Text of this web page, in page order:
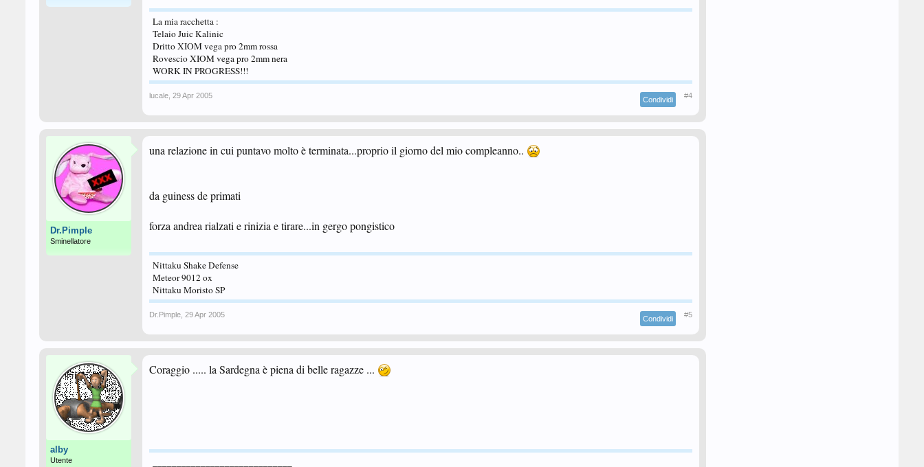
La mia racchetta :
Telaio Juic Kalinic
Dritto XIOM vega pro 2mm rossa
Rovescio XIOM vega pro 2mm nera
WORK IN PROGRESS!!!
lucale 29 Apr 2005 Condividi #4
Dr.Pimple
Sminellatore
una relazione in cui puntavo molto è terminata...proprio il giorno del mio compleanno..
da guiness de primati
forza andrea rialzati e rinizia e tirare...in gergo pongistico
Nittaku Shake Defense
Meteor 9012 ox
Nittaku Moristo SP
Dr.Pimple 29 Apr 2005 Condividi #5
alby
Utente
Coraggio ..... la Sardegna è piena di belle ragazze ...